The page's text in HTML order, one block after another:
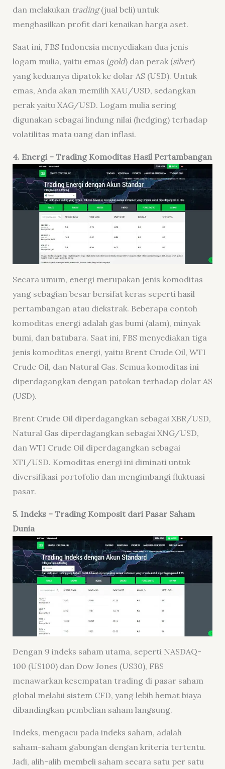
dan melakukan trading(jual beli) untuk
menghasilkan profit dari kenaikan harga aset.
Saat ini, FBS Indonesia menyediakan dua jenis
logam mulia, yaitu emas (gold) dan perak (silver)
yang keduanya dipatok ke dolar AS (USD). Untuk
emas, Anda akan memilih XAU/USD, sedangkan
perak yaitu XAG/USD. Logam mulia sering
digunakan sebagai lindung nilai (hedging) terhadap
volatilitas mata uang dan inflasi.
4. Energi– Trading Komoditas Hasil Pertambangan
Secara umum, energi merupakan jenis komoditas
yang sebagian besar bersifat keras seperti hasil
pertambangan atau diekstrak. Beberapa contoh
komoditas energi adalah gas bumi (alam), minyak
bumi, dan batubara. Saat ini, FBS menyediakan tiga
jenis komoditas energi, yaitu Brent Crude Oil, WTI
Crude Oil, dan Natural Gas. Semua komoditas ini
diperdagangkan dengan patokan terhadap dolar AS
(USD).
Brent Crude Oil diperdagangkan sebagai XBR/USD,
Natural Gas diperdagangkan sebagai XNG/USD,
dan WTI Crude Oil diperdagangkan sebagai
XTI/USD. Komoditas energi ini diminati untuk
diversifikasi portofolio dan mengimbangi fluktuasi
pasar.
5. Indeks – Trading Komposit dari Pasar Saham
Dunia
Dengan 9 indeks saham utama, seperti NASDAQ-
100 (US100) dan Dow Jones (US30), FBS
menawarkan kesempatan trading di pasar saham
global melalui sistem CFD, yang lebih hemat biaya
dibandingkan pembelian saham langsung.
Indeks, mengacu pada indeks saham, adalah
saham-saham gabungan dengan kriteria tertentu.
Jadi, alih-alih membeli saham secara satu per satu